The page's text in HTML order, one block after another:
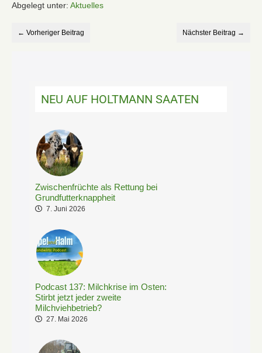
Abgelegt unter: Aktuelles
← Vorheriger Beitrag Nächster Beitrag →
NEU AUF HOLTMANN SAATEN
Zwischenfrüchte als Rettung bei
Grundfutterknappheit
7. Juni 2026
Podcast 137: Milchkrise im Osten:
Stirbt jetzt jeder zweite
Milchviehbetrieb?
27. Mai 2026